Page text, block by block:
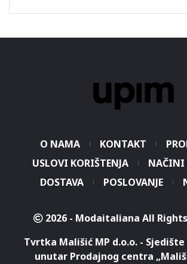
O NAMA KONTAKT
USLOVI KORIŠTENJA
NAČINI
DOSTAVA
POSLOVANJE
2026 - Modaitaliana All
Tvrtka Mališić MP d.o.o. -
unutar Prodajnog centra